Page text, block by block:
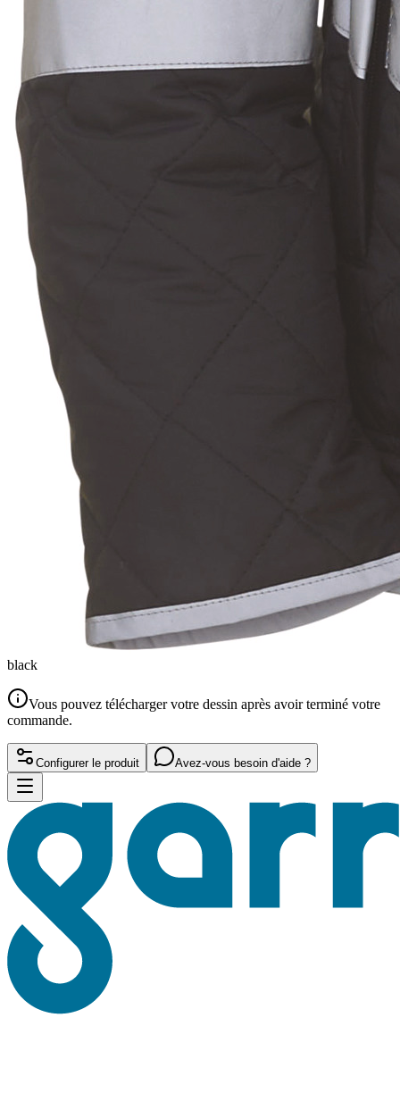
black
Vous pouvez télécharger votre dessin après avoir terminé votre
commande.
Configurer le produit Avez-vous besoin d'aide ?